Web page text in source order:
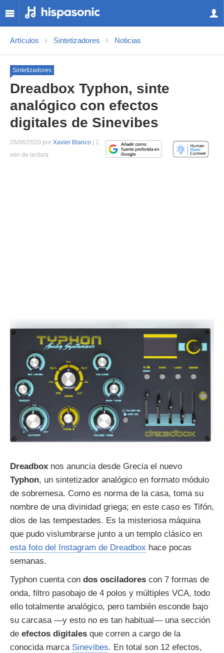
Artículos Sintetizadores Noticias
Sintetizadores
Dreadbox Typhon, sinte
analógico con efectos
digitales de Sinevibes
26/06/2020 por Xavier Blanco | 1
min de lectura
Dreadbox nos anuncia desde Grecia el nuevo
Typhon, un sintetizador analógico en formato módulo
de sobremesa. Como es norma de la casa, toma su
nombre de una divinidad griega; en este caso es Tifón,
dios de las tempestades. Es la misteriosa máquina
que pudo vislumbrarse junto a un templo clásico en
esta foto del Instagram de Dreadbox hace pocas
semanas.
Typhon cuenta con dos osciladores con 7 formas de
onda, filtro pasobajo de 4 polos y múltiples VCA, todo
ello totalmente analógico, pero también esconde bajo
su carcasa —y esto no es tan habitual— una sección
de efectos digitales que corren a cargo de la
conocida marca Sinevibes. En total son 12 efectos,